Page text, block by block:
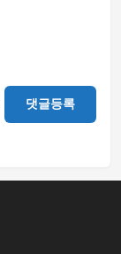
댓글등록